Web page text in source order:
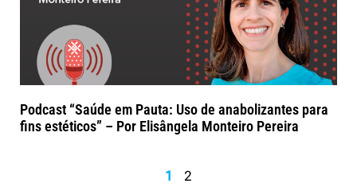
Podcast “Saúde em Pauta: Uso de anabolizantes para
fins estéticos” – Por Elisângela Monteiro Pereira
1 2